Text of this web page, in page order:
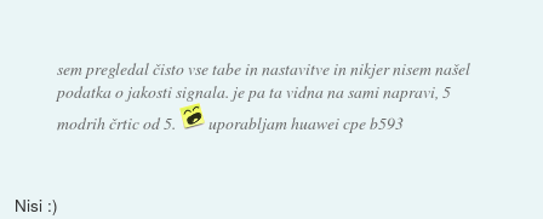
sem pregledal čisto vse tabe in nastavitve in nikjer nisem našel
podatka o jakosti signala. je pa ta vidna na sami napravi, 5
modrih črtic od 5.
uporabljam huawei cpe b593
Nisi :)